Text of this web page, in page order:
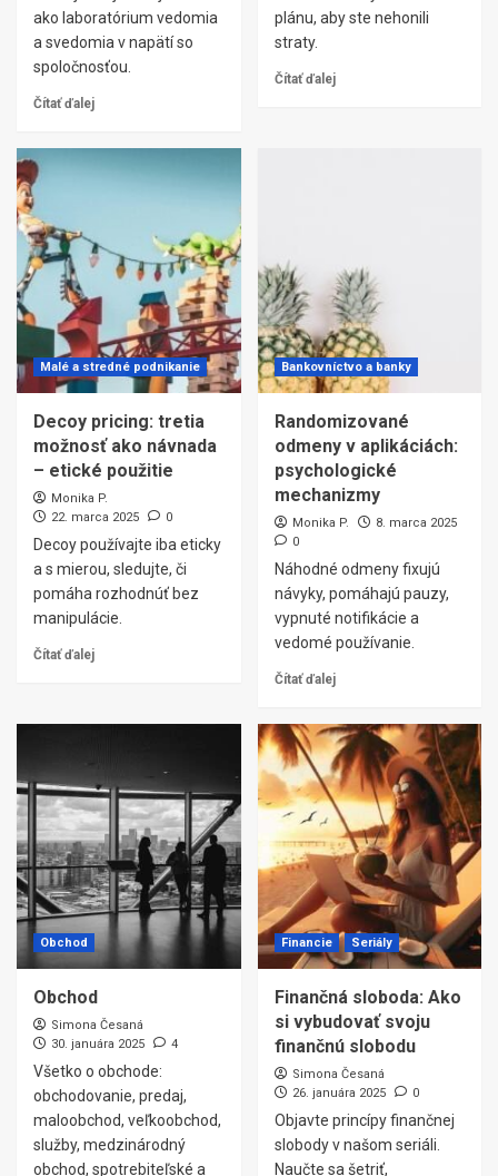
ako laboratórium vedomia
a svedomia v napätí so
spoločnosťou.
Čítať ďalej
plánu, aby ste nehonili
straty.
Čítať ďalej
Malé a stredné podnikanie
Decoy pricing: tretia
možnosť ako návnada
– etické použitie
Monika P.
22. marca 2025
0
Decoy používajte iba eticky
a s mierou, sledujte, či
pomáha rozhodnúť bez
manipulácie.
Čítať ďalej
Bankovníctvo a banky
Randomizované
odmeny v aplikáciách:
psychologické
mechanizmy
Monika P.
8. marca 2025
0
Náhodné odmeny fixujú
návyky, pomáhajú pauzy,
vypnuté notifikácie a
vedomé používanie.
Čítať ďalej
Obchod
Obchod
Simona Česaná
30. januára 2025
4
Všetko o obchode:
obchodovanie, predaj,
maloobchod, veľkoobchod,
služby, medzinárodný
obchod, spotrebiteľské a
Financie Seriály
Finančná sloboda: Ako
si vybudovať svoju
finančnú slobodu
Simona Česaná
26. januára 2025
0
Objavte princípy finančnej
slobody v našom seriáli.
Naučte sa šetriť,